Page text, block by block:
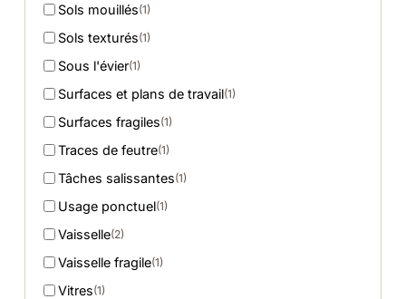
Sols mouillés(1)
Sols texturés(1)
Sous l'évier(1)
Surfaces et plans de travail(1)
Surfaces fragiles(1)
Traces de feutre(1)
Tâches salissantes(1)
Usage ponctuel(1)
Vaisselle(2)
Vaisselle fragile(1)
Vitres(1)